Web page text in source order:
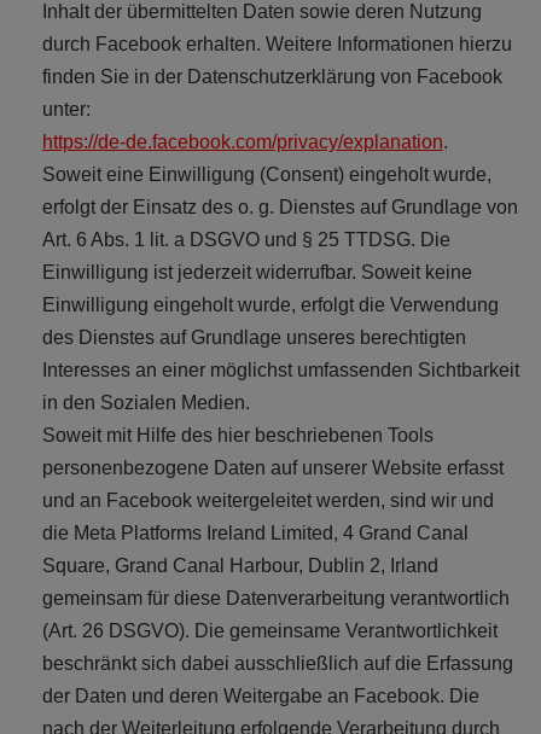
Inhalt der übermittelten Daten sowie deren Nutzung
durch Facebook erhalten. Weitere Informationen hierzu
finden Sie in der Datenschutzerklärung von Facebook
unter:
https://de-de.facebook.com/privacy/explanation.
Soweit eine Einwilligung (Consent) eingeholt wurde,
erfolgt der Einsatz des o. g. Dienstes auf Grundlage von
Art. 6 Abs. 1 lit. a DSGVO und § 25 TTDSG. Die
Einwilligung ist jederzeit widerrufbar. Soweit keine
Einwilligung eingeholt wurde, erfolgt die Verwendung
des Dienstes auf Grundlage unseres berechtigten
Interesses an einer möglichst umfassenden Sichtbarkeit
in den Sozialen Medien.
Soweit mit Hilfe des hier beschriebenen Tools
personenbezogene Daten auf unserer Website erfasst
und an Facebook weitergeleitet werden, sind wir und
die Meta Platforms Ireland Limited, 4 Grand Canal
Square, Grand Canal Harbour, Dublin 2, Irland
gemeinsam für diese Datenverarbeitung verantwortlich
(Art. 26 DSGVO). Die gemeinsame Verantwortlichkeit
beschränkt sich dabei ausschließlich auf die Erfassung
der Daten und deren Weitergabe an Facebook. Die
nach der Weiterleitung erfolgende Verarbeitung durch